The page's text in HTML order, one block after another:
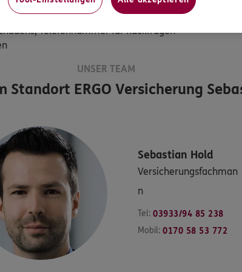
was ist beschädigt, in welchem
Telefonnummer für Rückfragen
UNSER TEAM
Standort ERGO Versicherung
Sebastian Hold
Versicherungsfachman
n
Tel: 03933/94 85 238
Mobil: 0170 58 53 772